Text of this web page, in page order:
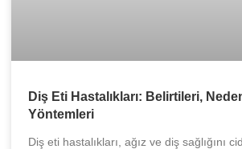
Diş Eti Hastalıkları: Belirtileri,
Yöntemleri
Diş eti hastalıkları, ağız ve diş sağlığını